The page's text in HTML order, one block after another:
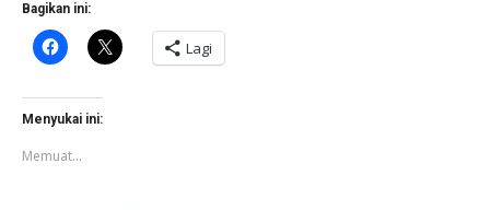
Bagikan ini:
Klik
untuk
Facebook(Membuka
di
jendela
baru)
Klik
untuk Lagi
Menyukai ini:
Memuat...